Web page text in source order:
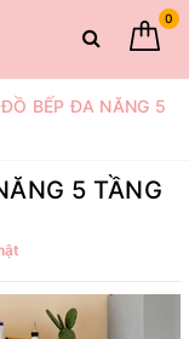
0
BẾP ĐA NĂNG 5
5 TẦNG